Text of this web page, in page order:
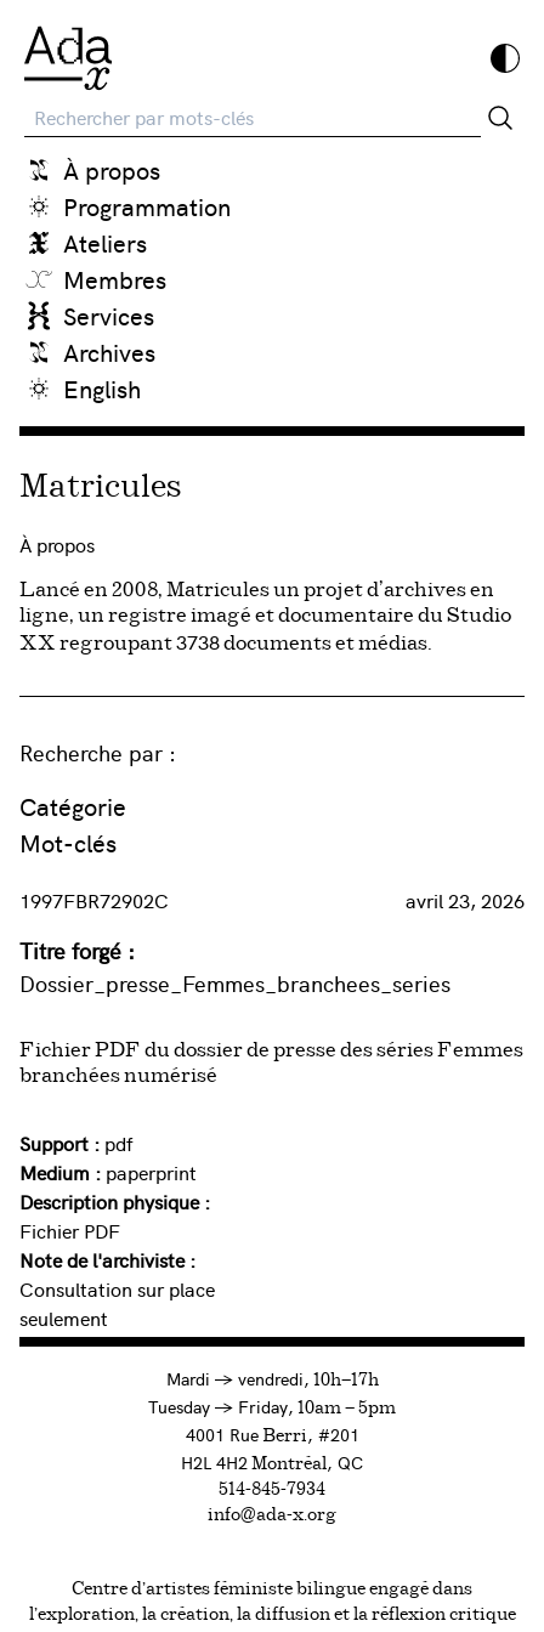
Recherche
À propos
Programmation
Ateliers
Membres
Services
Archives
English
Matricules
À propos
Lancé en 2008, Matricules un projet d’archives en
ligne, un registre imagé et documentaire du Studio
XX regroupant3738documents et médias.
Recherche par :
Catégorie
Mot-clés
1997FBR72902C avril 23, 2026
Titre forgé :
Dossier_presse_Femmes_branchees_series
Fichier PDF du dossier de presse des séries Femmes
branchées numérisé
Support : pdf
Medium : paperprint
Description physique :
Fichier PDF
Note de l'archiviste :
Consultation sur place
seulement
Mardi →à
vendredi, 10h—17h
Tuesday →toFriday, 10am — 5pm
4001 RueBerri, #201
H2L 4H2 Montréal, QC
514-845-7934
info@ada-x.org
Centre d’artistes féministe bilingue engagé dans
l’exploration, la création, la diffusion et la réflexion critique